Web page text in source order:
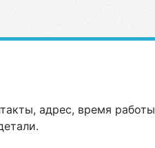
адрес, время